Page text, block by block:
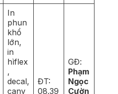
In
phun
khổ
lớn,
in
hìflex
,
decal,
canv
ĐT:
08.39
GĐ:
Phạm
Ngọc
Cườn